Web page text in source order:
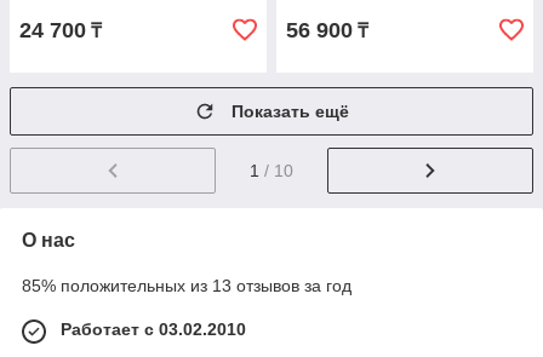
24 700 ₸ 56 900 ₸
Показать ещё
1 / 10
О нас
85% положительных из 13 отзывов за год
Работает с 03.02.2010